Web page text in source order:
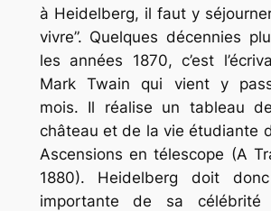
à Heidelberg, il faut y
vivre”. Quelques décennies
les années 1870, c’est
Mark Twain qui vient y
mois. Il réalise un tableau
château et de la vie étudiante
Ascensions en télescope (A
1880). Heidelberg doit
importante de sa célébrité